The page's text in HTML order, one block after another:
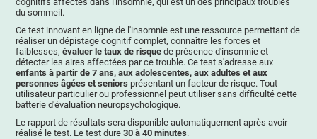
du sommeil.
Ce test innovant en ligne de l'insomnie est une ressource permettant de
réaliser un dépistage cognitif complet, connaître les forces et
faiblesses,évaluer le taux de risque de présence d'insomnie et
détecter les aires affectées par ce trouble. Ce test s'adresse aux
enfants à partir de 7 ans, aux adolescentes, aux adultes et aux
personnes âgées et seniors présentant un facteur de risque. Tout
utilisateur particulier ou professionnel peut utiliser sans difficulté cette
batterie d'évaluation neuropsychologique.
Le rapport de résultats sera disponible automatiquement après avoir
réalisé le test. Le test dure30 à 40 minutes.